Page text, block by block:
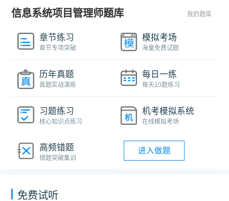
信息系统项目管理师题库 我的题库
章节练习
章节专项突破
模拟考场
海量免费试题
历年真题
真题实战演练
每日一练
每天10题练习
习题练习
核心知识点练习
机考模拟系统
在线模拟考场
高频错题
错题突破集训
进入做题
免费试听